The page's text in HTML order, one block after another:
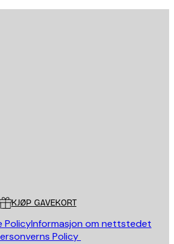
KJØP GAVEKORT
PolicyInformasjon om nettstedet
Policy